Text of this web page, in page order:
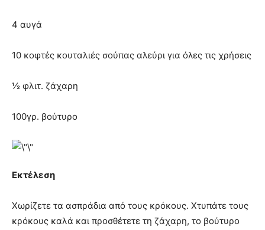
4 αυγά
10 κοφτές κουταλιές σούπας αλεύρι για όλες τις χρήσεις
½ φλιτ. ζάχαρη
100γρ. βούτυρο
Εκτέλεση
Χωρίζετε τα ασπράδια από τους κρόκους. Χτυπάτε τους
κρόκους καλά και προσθέτετε τη ζάχαρη, το βούτυρο